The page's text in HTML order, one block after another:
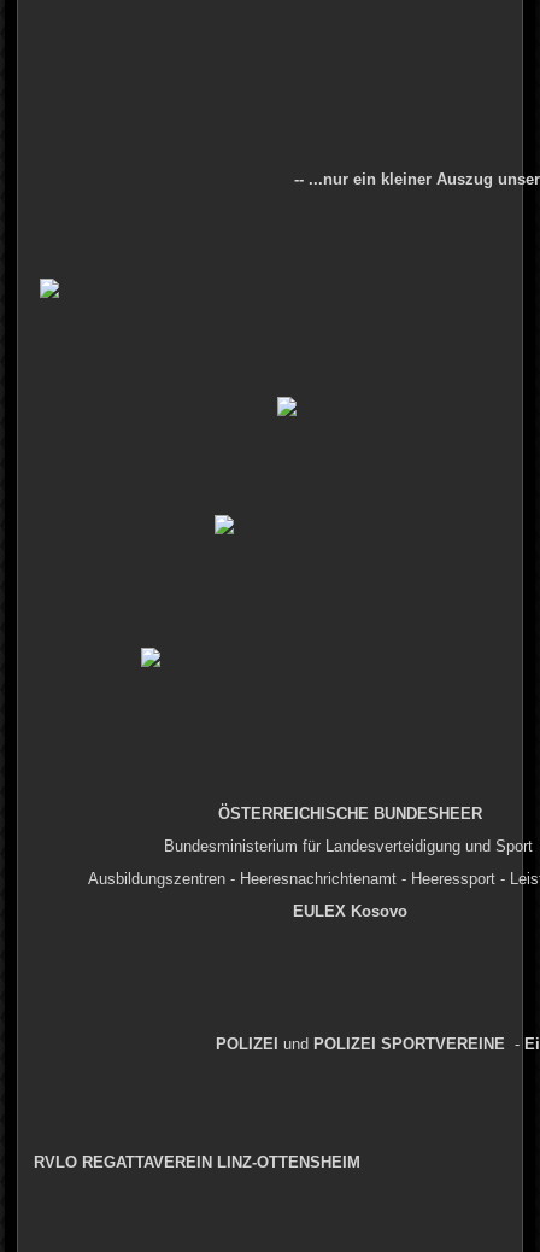
-- ...nur ein kleiner Auszug
ÖSTERREICHISCHE BUNDESHEER
Bundesministerium für Landesverteidigung und Sport
Ausbildungszentren - Heeresnachrichtenamt - Heeressport -
EULEX Kosovo
POLIZEI und POLIZEI SPORTVEREINE -
RVLO REGATTAVEREIN LINZ-OTTENSHEIM